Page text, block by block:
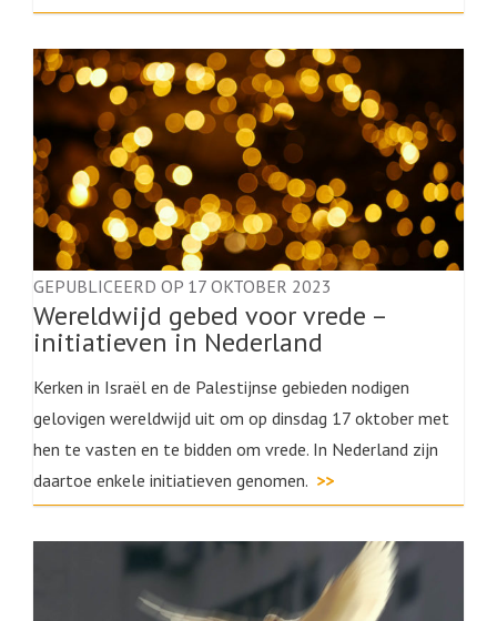
GEPUBLICEERD OP 17 OKTOBER 2023
Wereldwijd gebed voor vrede –
initiatieven in Nederland
Kerken in Israël en de Palestijnse gebieden nodigen
gelovigen wereldwijd uit om op dinsdag 17 oktober met
hen te vasten en te bidden om vrede. In Nederland zijn
daartoe enkele initiatieven genomen. >>